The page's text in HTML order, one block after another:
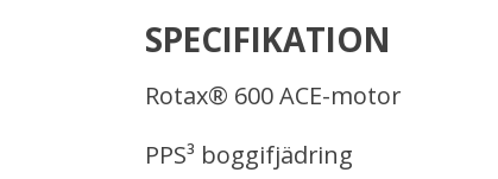
SPECIFIKATION
Rotax® 600 ACE-motor
PPS³ boggifjädring